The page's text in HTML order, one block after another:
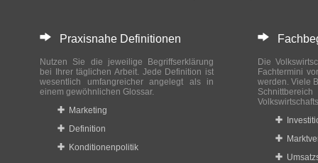
Praxisnahe Definitionen
Nutzen Sie die jeweilige Begriffserklärung
bei Ihrer täglichen Arbeit. Jede Definition ist
wesentlich umfangreicher angelegt als in
einem gewöhnlichen Glossar.
Marketing
Definition
Konditionenpolitik
Die
Fachtermini
werden. Viele